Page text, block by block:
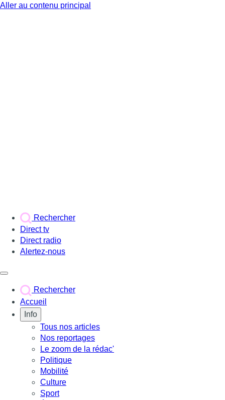
Aller au contenu principal
Rechercher
Direct tv
Direct radio
Alertez-nous
Rechercher
Accueil
Info
Tous nos articles
Nos reportages
Le zoom de la rédac'
Politique
Mobilité
Culture
Sport